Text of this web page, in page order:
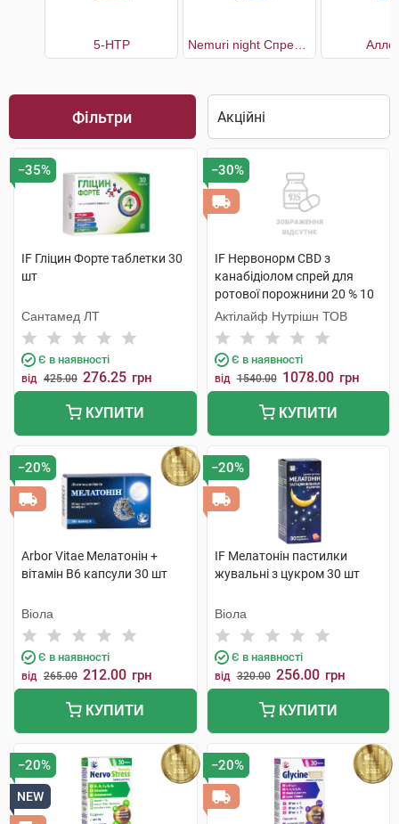
5-НТР
Фільтри
−35%
IF Гліцин Форте таблетки 30
шт
Сантамед ЛТ
Є в наявності
від 425.00 276.25 грн
КУПИТИ
−30%
IF Нервонорм CBD з
канабідіолом спрей для
ротової порожнини 20 % 10
мл 1 флакон
Актілайф Нутрішн ТОВ
Є в наявності
від 1540.00 1078.00 грн
КУПИТИ
−20%
Arbor Vitae Мелатонін +
вітамін В6 капсули 30 шт
Віола
Є в наявності
від 265.00 212.00 грн
КУПИТИ
−20%
IF Мелатонін пастилки
жувальні з цукром 30 шт
Віола
Є в наявності
від 320.00 256.00 грн
КУПИТИ
−20%
NEW
−20%